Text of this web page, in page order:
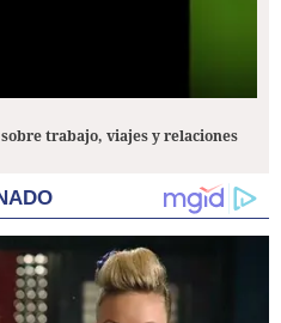
trabajo, viajes y relaciones